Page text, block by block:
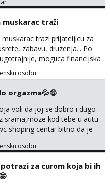
muskarac traži
muskarac trazi prijateljicu za
zabavu, druzenja... Po
moguca financijska
osobu
orgazma💦🤑
voli da joj se dobro i dugo
srama,moze kod tebe u autu
shoping centar bitno da je
Zgodan sam i diskretan,sliku
Kontakt 0958759047
osobu
potrazi za curom koja bi ih